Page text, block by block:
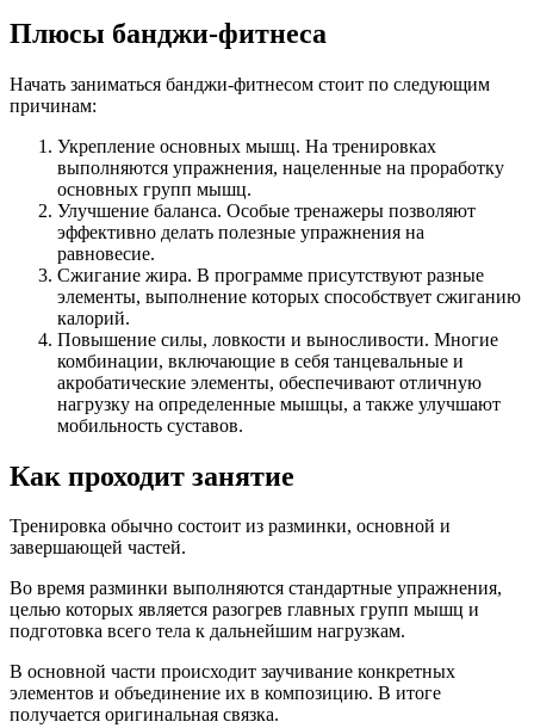
Плюсы банджи-фитнеса
Начать заниматься банджи-фитнесом стоит по следующим
причинам:
Укрепление основных мышц. На тренировках
выполняются упражнения, нацеленные на проработку
основных групп мышц.
Улучшение баланса. Особые тренажеры позволяют
эффективно делать полезные упражнения на
равновесие.
Сжигание жира. В программе присутствуют разные
элементы, выполнение которых способствует сжиганию
калорий.
Повышение силы, ловкости и выносливости. Многие
комбинации, включающие в себя танцевальные и
акробатические элементы, обеспечивают отличную
нагрузку на определенные мышцы, а также улучшают
мобильность суставов.
Как проходит занятие
Тренировка обычно состоит из разминки, основной и
завершающей частей.
Во время разминки выполняются стандартные упражнения,
целью которых является разогрев главных групп мышц и
подготовка всего тела к дальнейшим нагрузкам.
В основной части происходит заучивание конкретных
элементов и объединение их в композицию. В итоге
получается оригинальная связка.